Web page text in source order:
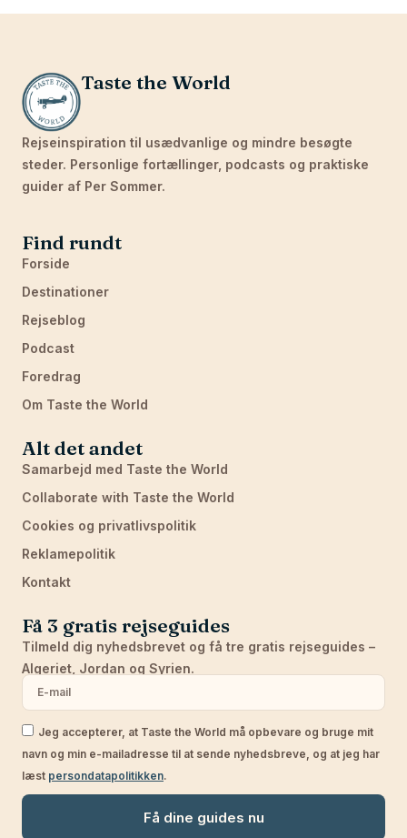
Taste the World
Rejseinspiration til usædvanlige og mindre besøgte
steder. Personlige fortællinger, podcasts og praktiske
guider af Per Sommer.
Find rundt
Forside
Destinationer
Rejseblog
Podcast
Foredrag
Om Taste the World
Alt det andet
Samarbejd med Taste the World
Collaborate with Taste the World
Cookies og privatlivspolitik
Reklamepolitik
Kontakt
Få 3 gratis rejseguides
Tilmeld dig nyhedsbrevet og få tre gratis rejseguides –
Algeriet, Jordan og Syrien.
Jeg accepterer, at Taste the World må opbevare og bruge mit
navn og min e-mailadresse til at sende nyhedsbreve, og at jeg har
læst persondatapolitikken.
Få dine guides nu